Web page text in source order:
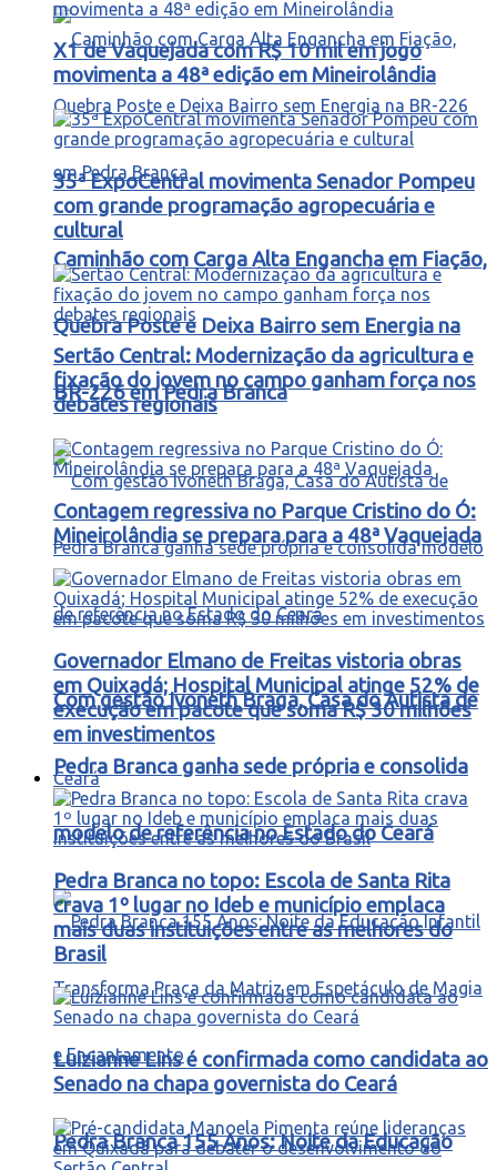
Caminhão com Carga Alta Engancha em Fiação,
Quebra Poste e Deixa Bairro sem Energia na
BR-226 em Pedra Branca
Com gestão Ivoneth Braga, Casa do Autista de
Pedra Branca ganha sede própria e consolida
modelo de referência no Estado do Ceará
Pedra Branca 155 Anos: Noite da Educação
X1 de Vaquejada com R$ 10 mil em jogo
movimenta a 48ª edição em Mineirolândia
35ª ExpoCentral movimenta Senador Pompeu
com grande programação agropecuária e
cultural
Sertão Central: Modernização da agricultura e
fixação do jovem no campo ganham força nos
debates regionais
Contagem regressiva no Parque Cristino do Ó:
Mineirolândia se prepara para a 48ª Vaquejada
Governador Elmano de Freitas vistoria obras
em Quixadá; Hospital Municipal atinge 52% de
execução em pacote que soma R$ 30 milhões
em investimentos
Ceará
Pedra Branca no topo: Escola de Santa Rita
crava 1º lugar no Ideb e município emplaca
mais duas instituições entre as melhores do
Brasil
Luizianne Lins é confirmada como candidata ao
Senado na chapa governista do Ceará